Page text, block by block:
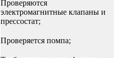
Проверяются
электромагнитные клапаны и
прессостат;
Проверяется помпа;